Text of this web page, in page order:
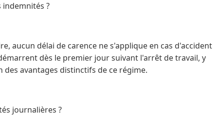
indemnités ?
aucun délai de carence ne s'applique en cas d'accident
dès le premier jour suivant l'arrêt de travail, y
avantages distinctifs de ce régime.
journalières ?